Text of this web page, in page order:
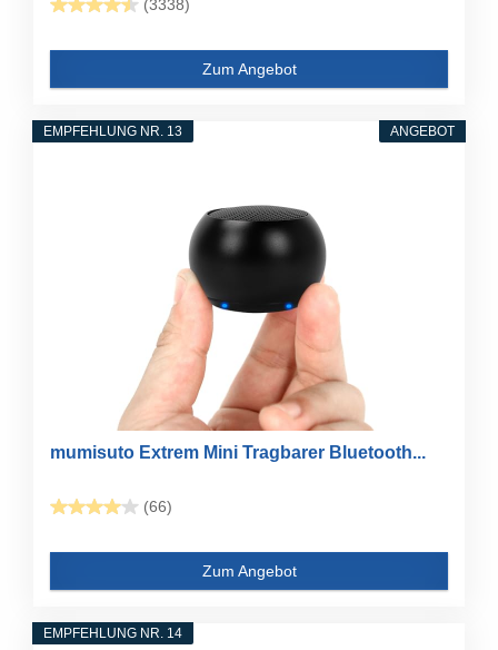
(3338)
Zum Angebot
ANGEBOT
EMPFEHLUNG NR. 13
mumisuto Extrem Mini Tragbarer Bluetooth...
(66)
Zum Angebot
EMPFEHLUNG NR. 14